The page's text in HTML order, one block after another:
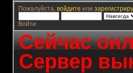
Пожалуйста, войдите или
Войти
Сейчас
Сервер